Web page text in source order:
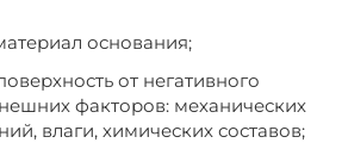
основания;
от негативного
факторов: механических
влаги, химических составов;